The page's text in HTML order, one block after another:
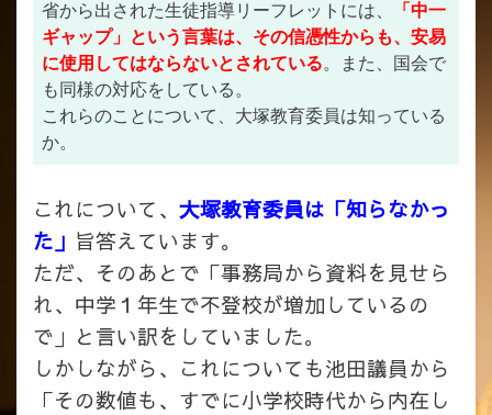
省から出された生徒指導リーフレットには、
「中一
ギャップ」という言葉は、その信憑性からも、安易
に使用してはならないとされている。また、国会で
も同様の対応をしている。
これらのことについて、大塚教育委員は知っている
か。
これについて、 大塚教育委員は「知らなかっ
た」 旨答えています。
ただ、そのあとで「事務局から資料を見せら
れ、中学１年生で不登校が増加しているの
で」と言い訳をしていました。
しかしながら、これについても池田議員から
「その数値も、すでに小学校時代から内在し